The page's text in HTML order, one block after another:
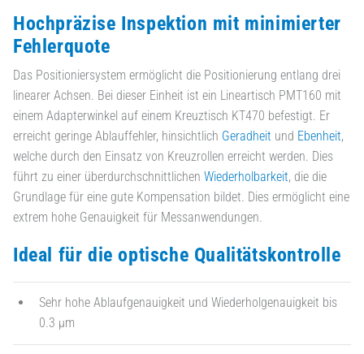
Hochpräzise Inspektion mit minimierter
Fehlerquote
Das Positioniersystem ermöglicht die Positionierung entlang drei
linearer Achsen. Bei dieser Einheit ist ein Lineartisch PMT160 mit
einem Adapterwinkel auf einem Kreuztisch KT470 befestigt. Er
erreicht geringe Ablauffehler, hinsichtlich Geradheit und Ebenheit,
welche durch den Einsatz von Kreuzrollen erreicht werden. Dies
führt zu einer überdurchschnittlichen Wiederholbarkeit, die die
Grundlage für eine gute Kompensation bildet. Dies ermöglicht eine
extrem hohe Genauigkeit für Messanwendungen.
Ideal für die optische Qualitätskontrolle
Sehr hohe Ablaufgenauigkeit und Wiederholgenauigkeit bis
0.3 µm